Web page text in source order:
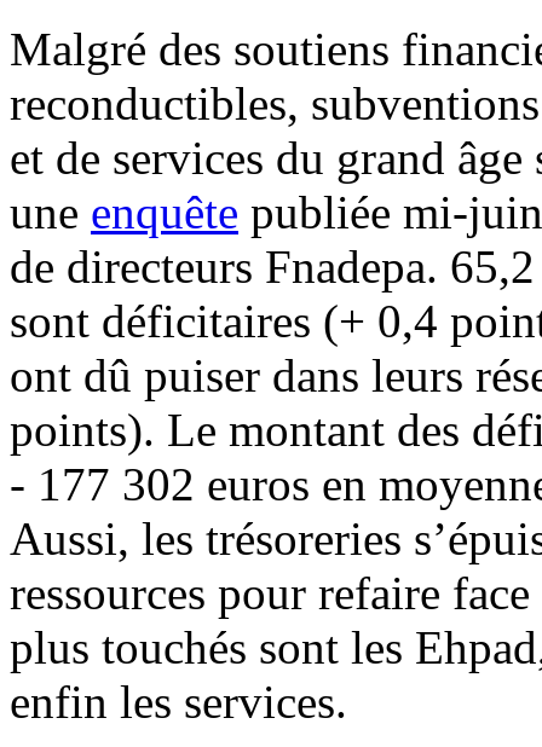
Malgré des soutiens
reconductibles,
et de services du grand
une enquête publiée mi-
de directeurs Fnadepa.
sont déficitaires (+ 0,4
ont dû puiser dans leurs
points). Le montant des
- 177 302 euros en
Aussi, les trésoreries
ressources pour refaire
plus touchés sont les
enfin les services.